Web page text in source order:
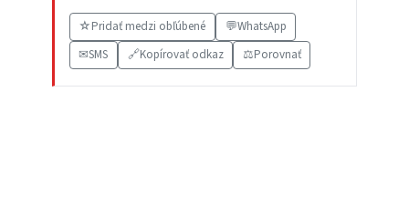
☆Pridať medzi obľúbené 💬WhatsApp
✉SMS 🔗Kopírovať odkaz ⚖️Porovnať